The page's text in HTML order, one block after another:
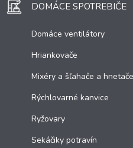
DOMÁCE SPOTREBIČE
Domáce ventilátory
Hriankovače
Mixéry a šľahače a hnetače
Rýchlovarné kanvice
Ryžovary
Sekáčiky potravín